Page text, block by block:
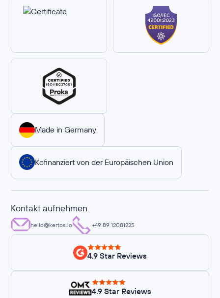
Made in Germany
Kofinanziert von der Europäischen Union
Kontakt aufnehmen
hello@kertos.io +49 89 12081225
4.9 Star Reviews
4.9 Star Reviews